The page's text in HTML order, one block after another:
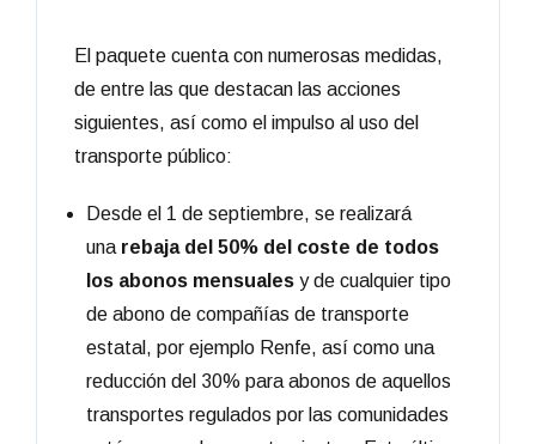
El paquete cuenta con numerosas medidas,
de entre las que destacan las acciones
siguientes, así como el impulso al uso del
transporte público:
Desde el 1 de septiembre, se realizará
una rebaja del 50% del coste de todos
los abonos mensualesy de cualquier tipo
de abono de compañías de transporte
estatal, por ejemplo Renfe, así como una
reducción del 30% para abonos de aquellos
transportes regulados por las comunidades